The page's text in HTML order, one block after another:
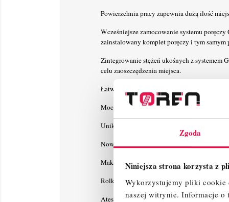
Zgoda
Niniejsza strona korzysta z
Wykorzystujemy pliki cookie
naszej witrynie. Informacje o
Powierzchnia pracy zapewnia dużą ilość
Wcześniejsze zamocowanie systemu
zainstalowany komplet poręczy i tym samym
Zintegrowanie stężeń ukośnych z systemem
celu zaoszczędzenia miejsca.
Łatwy montaż podpory z bezstopniową
Mocowanie poręczy 6-punktowe zapewnia
Unikalny, samoblokujący system połączeń
Nowoczesny i innowacyjny kształt stężeń
Maksymalna odległość pomiędzy kolejnymi
Rolki jezdne z regulacją wysokości (Ø 200
Atestowane przez TÜV, nośność 200 kg/m²